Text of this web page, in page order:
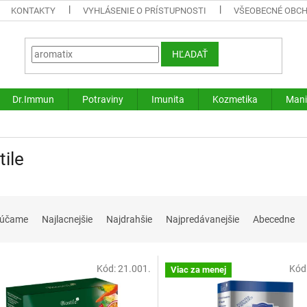
KONTAKTY VYHLÁSENIE O PRÍSTUPNOSTI VŠEOBECNÉ
HĽADAŤ
Dr.Immun Potraviny Imunita Kozmetika
Najlacnejšie Najdrahšie Najpredávanejšie Abecedne
Kód:21.001. Viac za menej